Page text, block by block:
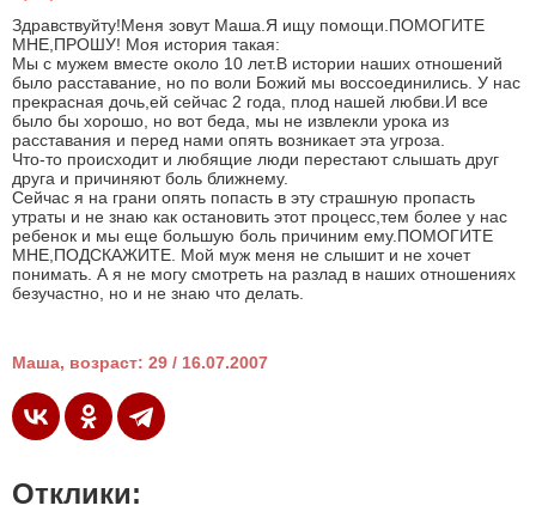
Здравствуйту!Меня зовут Маша.Я ищу помощи.ПОМОГИТЕ
МНЕ,ПРОШУ! Моя история такая:
Мы с мужем вместе около 10 лет.В истории наших отношений
было расставание, но по воли Божий мы воссоединились. У нас
прекрасная дочь,ей сейчас 2 года, плод нашей любви.И все
было бы хорошо, но вот беда, мы не извлекли урока из
расставания и перед нами опять возникает эта угроза.
Что-то происходит и любящие люди перестают слышать друг
друга и причиняют боль ближнему.
Сейчас я на грани опять попасть в эту страшную пропасть
утраты и не знаю как остановить этот процесс,тем более у нас
ребенок и мы еще большую боль причиним ему.ПОМОГИТЕ
МНЕ,ПОДСКАЖИТЕ. Мой муж меня не слышит и не хочет
понимать. А я не могу смотреть на разлад в наших отношениях
безучастно, но и не знаю что делать.
Маша, возраст: 29 / 16.07.2007
Отклики: